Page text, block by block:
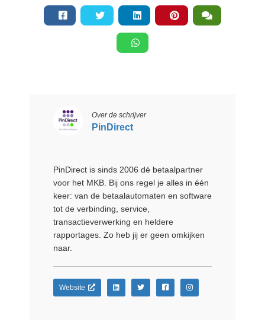
Over de schrijver
PinDirect
PinDirect is sinds 2006 dé betaalpartner
voor het MKB. Bij ons regel je alles in één
keer: van de betaalautomaten en software
tot de verbinding, service,
transactieverwerking en heldere
rapportages. Zo heb jij er geen omkijken
Website